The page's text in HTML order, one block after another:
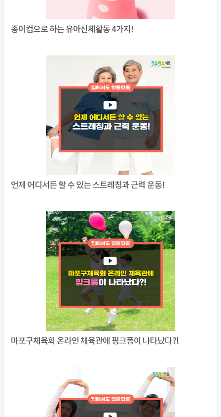
종이컵으로 하는 유아신체활동 4가지!
언제 어디서든 할 수 있는 스트레칭과 근력 운동!
마포구체육회 온라인 체육관에 핑크퐁이 나타났다?!